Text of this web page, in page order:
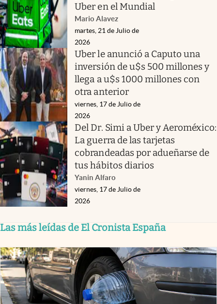
Uber en el Mundial
Mario Alavez
martes, 21 de Julio de
2026
Uber le anunció a Caputo una
inversión de u$s 500 millones y
llega a u$s 1000 millones con
otra anterior
viernes, 17 de Julio de
2026
Del Dr. Simi a Uber y Aeroméxico:
La guerra de las tarjetas
cobrandeadas por adueñarse de
tus hábitos diarios
Yanin Alfaro
viernes, 17 de Julio de
2026
Las más leídas de El Cronista España